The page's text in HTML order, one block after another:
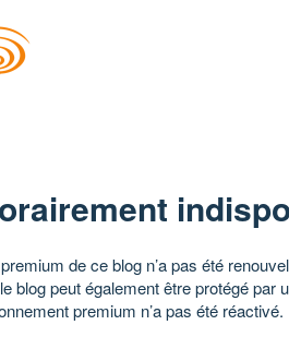
de ce blog n’a pas été
blog peut également être protégé par
premium n’a pas été réactivé.